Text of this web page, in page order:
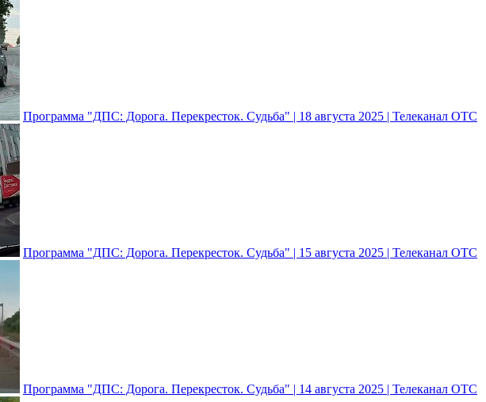
Программа "ДПС: Дорога. Перекресток. Судьба" | 18 августа 2025 | Телеканал ОТС
Программа "ДПС: Дорога. Перекресток. Судьба" | 15 августа 2025 | Телеканал ОТС
Программа "ДПС: Дорога. Перекресток. Судьба" | 14 августа 2025 | Телеканал ОТС